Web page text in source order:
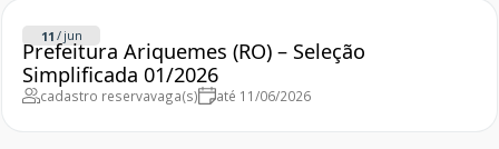
11 / jun
Prefeitura Ariquemes (RO) – Seleção
Simplificada 01/2026
cadastro reservavaga(s) até 11/06/2026